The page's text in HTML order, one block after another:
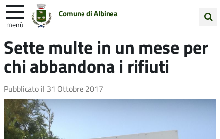
Comune di Albinea
menù
nel
sito
Entra in Comune
Unione Colline Matildiche
Sette multe in un mese per
chi abbandona i rifiuti
Pubblicato il 31 Ottobre 2017